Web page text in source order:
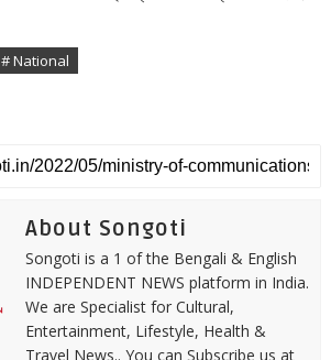
# National
About Songoti
Songoti is a 1 of the Bengali & English
INDEPENDENT NEWS platform in India.
We are Specialist for Cultural,
Entertainment, Lifestyle, Health &
Travel News.. You can Subscribe us at